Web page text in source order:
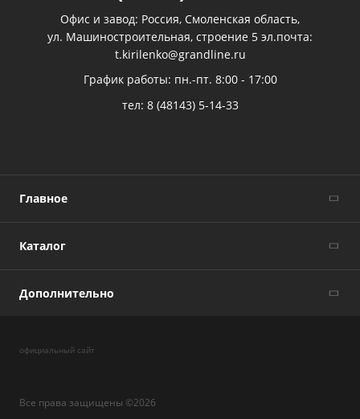
Главное
Каталог
Дополнительно
Офис и завод: Россия, Смоленская область,
ул. Машиностроительная, строение 5 эл.почта:
t.kirilenko@grandline.ru
График работы: пн.-пт. 8:00 - 17:00
тел: 8 (48143) 5-14-33
официальный сайт
Все права защищены ©2026